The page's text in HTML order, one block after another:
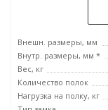
Внешн. размеры, мм
Внутр. размеры, мм *
Вес, кг
Количество полок
Нагрузка на полку, кг